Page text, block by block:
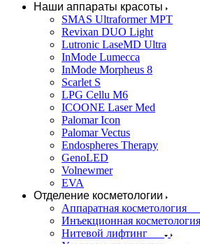
Наши аппараты красоты
SMAS Ultraformer MPT
Revixan DUO Light
Lutronic LaseMD Ultra
InMode Lumecca
InMode Morpheus 8
Scarlet S
LPG Cellu M6
ICOONE Laser Med
Palomar Icon
Palomar Vectus
Endospheres Therapy
GenoLED
Volnewmer
EVA
Отделение косметологии
Аппаратная косметология
Инъекционная косметология
Нитевой лифтинг